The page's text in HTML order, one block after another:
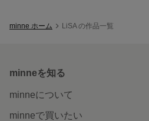
minne ホーム LiSA の作品一覧
minneを知る
minneについて
minneで買いたい